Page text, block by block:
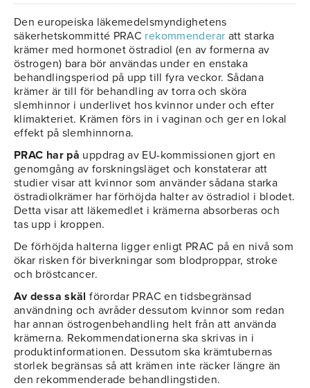
Den europeiska läkemedelsmyndighetens
säkerhetskommitté PRAC rekommenderar att starka
krämer med hormonet östradiol (en av formerna av
östrogen) bara bör användas under en enstaka
behandlingsperiod på upp till fyra veckor. Sådana
krämer är till för behandling av torra och sköra
slemhinnor i underlivet hos kvinnor under och efter
klimakteriet. Krämen förs in i vaginan och ger en lokal
effekt på slemhinnorna.
PRAC har på uppdrag av EU-kommissionen gjort en
genomgång av forskningsläget och konstaterar att
studier visar att kvinnor som använder sådana starka
östradiolkrämer har förhöjda halter av östradiol i blodet.
Detta visar att läkemedlet i krämerna absorberas och
tas upp i kroppen.
De förhöjda halterna ligger enligt PRAC på en nivå som
ökar risken för biverkningar som blodproppar, stroke
och bröstcancer.
Av dessa skälförordar PRAC en tidsbegränsad
användning och avråder dessutom kvinnor som redan
har annan östrogenbehandling helt från att använda
krämerna. Rekommendationerna ska skrivas in i
produktinformationen. Dessutom ska krämtubernas
storlek begränsas så att krämen inte räcker längre än
den rekommenderade behandlingstiden.